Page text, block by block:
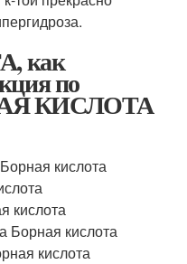
как
по
КИСЛОТА
кислота
кислота
Борная кислота
кислота